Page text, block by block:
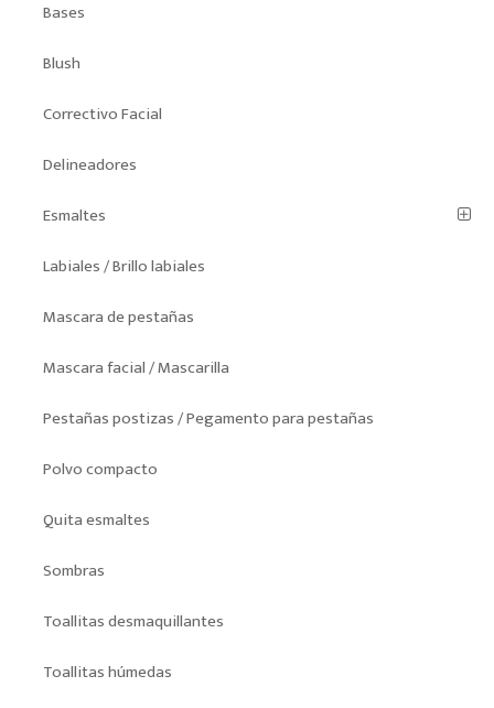
Bases
Blush
Correctivo Facial
Delineadores
Esmaltes
Labiales / Brillo labiales
Mascara de pestañas
Mascara facial / Mascarilla
Pestañas postizas / Pegamento para pestañas
Polvo compacto
Quita esmaltes
Sombras
Toallitas desmaquillantes
Toallitas húmedas